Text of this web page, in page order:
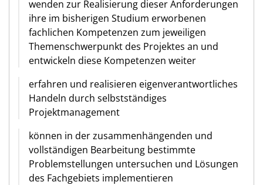
wenden zur Realisierung dieser Anforderungen
ihre im bisherigen Studium erworbenen
fachlichen Kompetenzen zum jeweiligen
Themenschwerpunkt des Projektes an und
entwickeln diese Kompetenzen weiter
erfahren und realisieren eigenverantwortliches
Handeln durch selbstständiges
Projektmanagement
können in der zusammenhängenden und
vollständigen Bearbeitung bestimmte
Problemstellungen untersuchen und Lösungen
des Fachgebiets implementieren